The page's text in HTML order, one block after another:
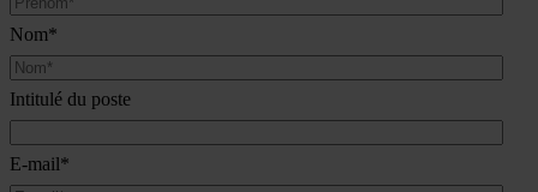
Nom*
Intitulé du poste
E-mail*